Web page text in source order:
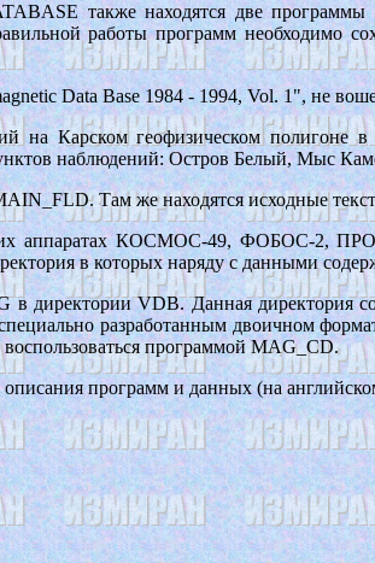
также находятся две
работы программ необходимо
Data Base 1984 - 1994, Vol. 1", не
на Карском геофизическом
наблюдений: Остров Белый, Мыс
Там же находятся исходные
аппаратах КОСМОС-49, ФОБОС-
в которых наряду с данными
в директории VDB. Данная
разработанным двоичном
программой MAG_CD.
программ и данных (на